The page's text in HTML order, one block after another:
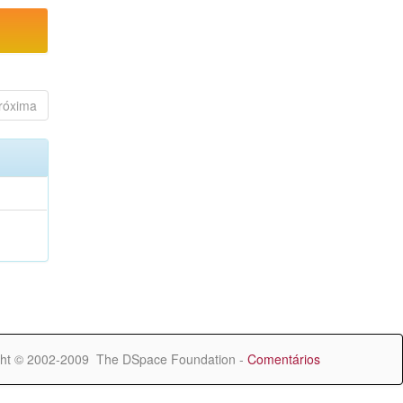
© 2002-2009 The DSpace Foundation - Comentários